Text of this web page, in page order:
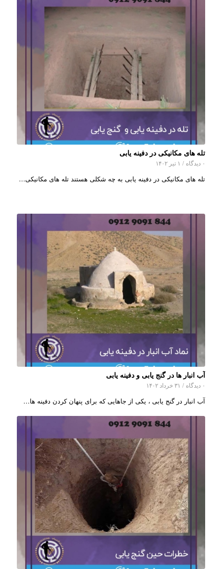
تله های مکانیکی در دفینه یابی
۰ دیدگاه / ۱ تیر ۱۴۰۲
تله های مکانیکی در دفینه یابی به چه شکلی هستند تله های مکانیکی…
آب انبار ها در گنج یابی و دفینه یابی
۰ دیدگاه / ۳۱ خرداد ۱۴۰۲
آب انبار در گنج یابی ، یکی از جاهایی که برای پنهان کردن دفینه ها…